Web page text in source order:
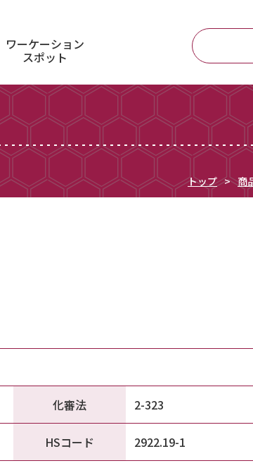
ワーケーション
スポット
トップ 商
化審法 2-323
HSコード 2922.19-1